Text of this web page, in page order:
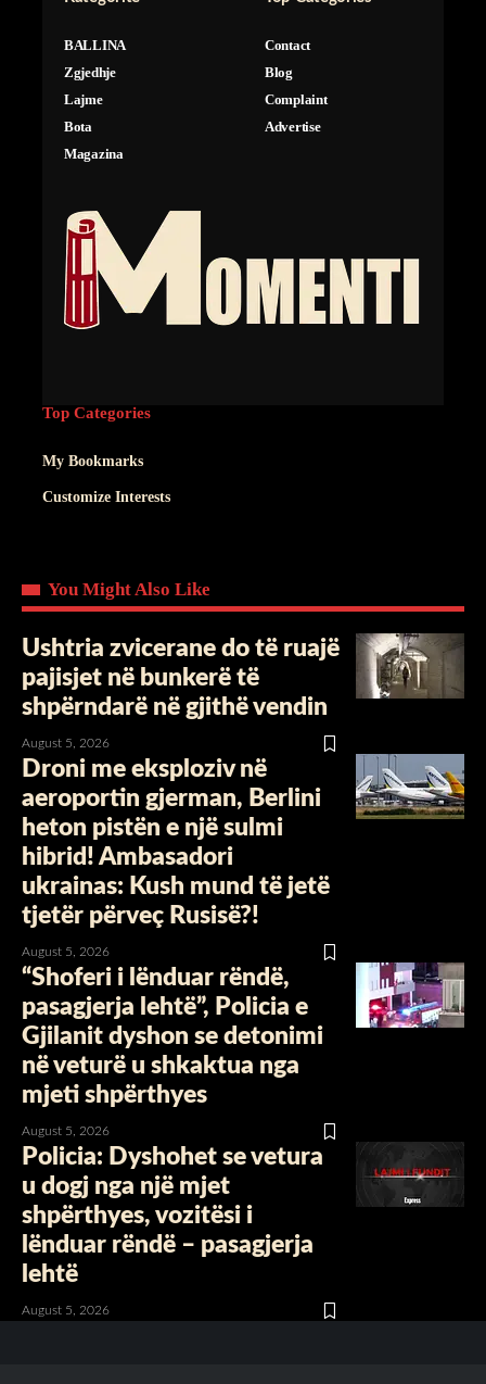
BALLINA
Zgjedhje
Lajme
Bota
Magazina
Contact
Blog
Complaint
Advertise
Top Categories
My Bookmarks
Customize Interests
You Might Also Like
Ushtria zvicerane do të ruajë
pajisjet në bunkerë të
shpërndarë në gjithë vendin
August 5, 2026
Droni me eksploziv në
aeroportin gjerman, Berlini
heton pistën e një sulmi
hibrid! Ambasadori
ukrainas: Kush mund të jetë
tjetër përveç Rusisë?!
August 5, 2026
“Shoferi i lënduar rëndë,
pasagjerja lehtë”, Policia e
Gjilanit dyshon se detonimi
në veturë u shkaktua nga
mjeti shpërthyes
August 5, 2026
Policia: Dyshohet se vetura
u dogj nga një mjet
shpërthyes, vozitësi i
lënduar rëndë – pasagjerja
lehtë
August 5, 2026